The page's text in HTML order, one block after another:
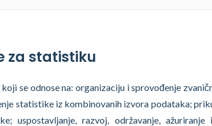
za statistiku
se odnose na: organizaciju i sprovođenje
statistike iz kombinovanih izvora podataka;
uspostavljanje, razvoj, održavanje,